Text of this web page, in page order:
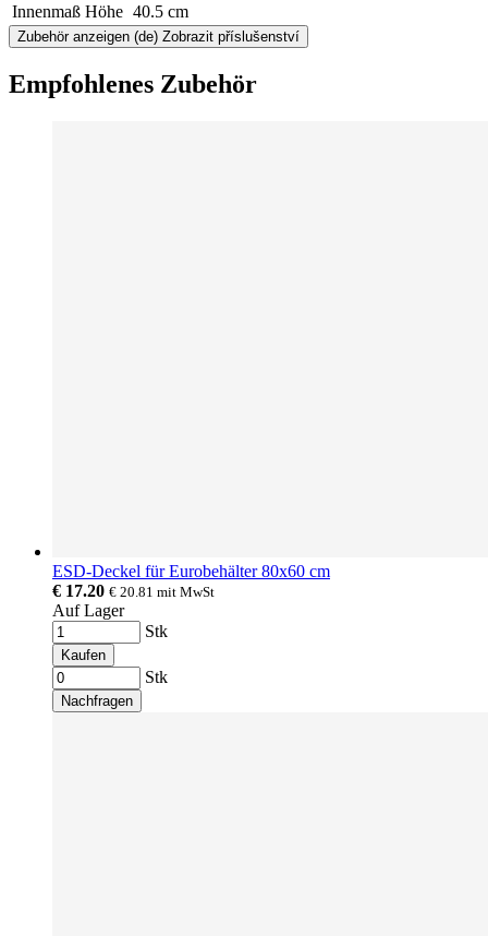
Innenmaß Höhe 40.5 cm
Zubehör anzeigen (de) Zobrazit příslušenství
Empfohlenes Zubehör
ESD-Deckel für Eurobehälter 80x60 cm
€ 17.20 € 20.81 mit MwSt
Auf Lager
Stk
Kaufen
Stk
Nachfragen